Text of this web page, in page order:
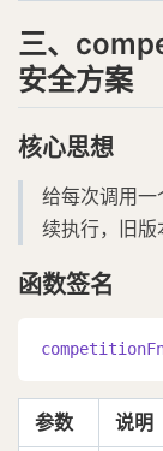
三、
安全方案
核心思想
给每次调用一
续执行，旧版
函数签名
参数 说明